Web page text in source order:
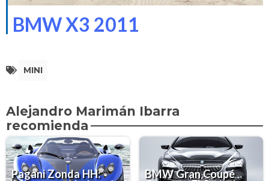
BMW X3 2011
MINI
Alejandro Marimán Ibarra
recomienda
Pagani Zonda HH:
BMW Gran Coupé